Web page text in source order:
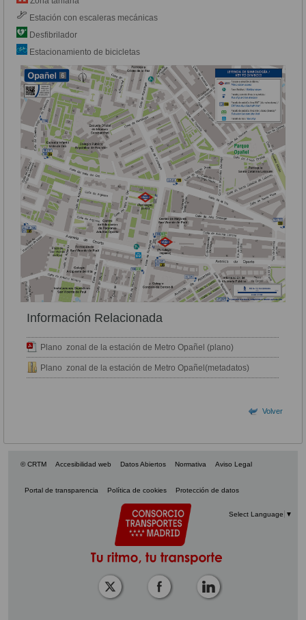
Estación con escaleras mecánicas
Desfibrilador
Estacionamiento de bicicletas
Información Relacionada
Plano zonal de la estación de Metro Opañel (plano)
Plano zonal de la estación de Metro Opañel(metadatos)
Volver
© CRTM Accesibilidad web Datos Abiertos Normativa Aviso Legal
Portal de transparencia Política de cookies Protección de datos
Select Language ▼